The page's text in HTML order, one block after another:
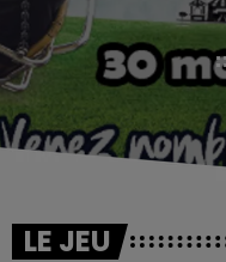
LE JEU